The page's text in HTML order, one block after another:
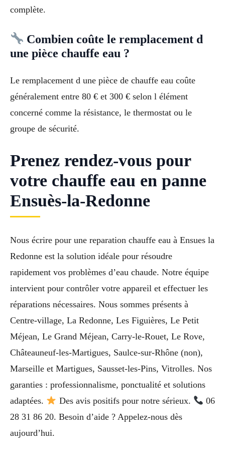
complète.
Combien coûte le remplacement d
une pièce chauffe eau ?
Le remplacement d une pièce de chauffe eau coûte
généralement entre 80 € et 300 € selon l élément
concerné comme la résistance, le thermostat ou le
groupe de sécurité.
Prenez rendez-vous pour
votre chauffe eau en panne
Ensuès-la-Redonne
Nous écrire pour une reparation chauffe eau à Ensues la
Redonne est la solution idéale pour résoudre
rapidement vos problèmes d’eau chaude. Notre équipe
intervient pour contrôler votre appareil et effectuer les
réparations nécessaires. Nous sommes présents à
Centre-village, La Redonne, Les Figuières, Le Petit
Méjean, Le Grand Méjean, Carry-le-Rouet, Le Rove,
Châteauneuf-les-Martigues, Saulce-sur-Rhône (non),
Marseille et Martigues, Sausset-les-Pins, Vitrolles. Nos
garanties : professionnalisme, ponctualité et solutions
adaptées.
Des avis positifs pour notre sérieux.
06
28 31 86 20. Besoin d’aide ? Appelez-nous dès
aujourd’hui.